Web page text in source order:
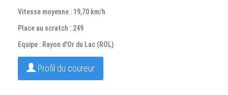
Vitesse moyenne : 19,70 km/h
Place au scratch : 249
Equipe : Rayon d'Or du Lac (ROL)
Profil du coureur